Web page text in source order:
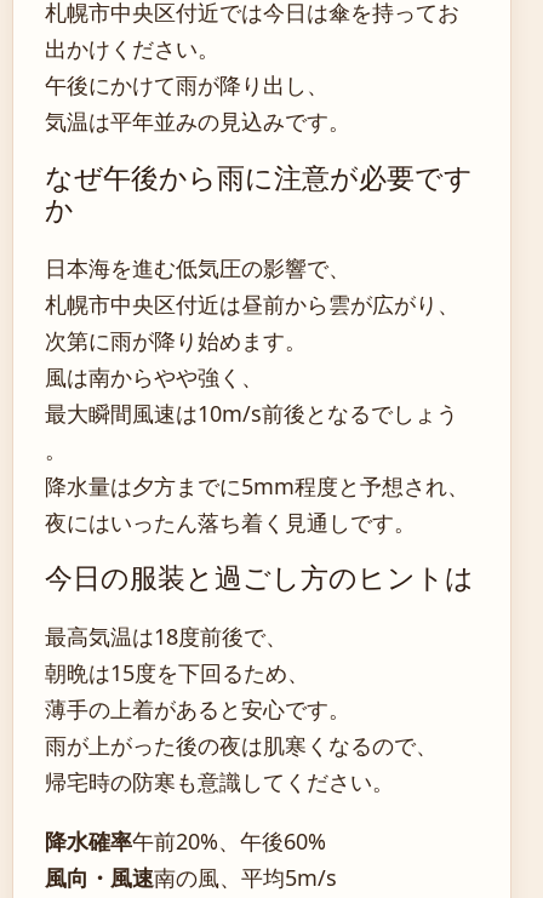
札幌市中央区付近では今日は傘を持ってお
出かけください。
午後にかけて雨が降り出し、
気温は平年並みの見込みです。
なぜ午後から雨に注意が必要です
か
日本海を進む低気圧の影響で、
札幌市中央区付近は昼前から雲が広がり、
次第に雨が降り始めます。
風は南からやや強く、
最大瞬間風速は10m/s前後となるでしょう
。
降水量は夕方までに5mm程度と予想され、
夜にはいったん落ち着く見通しです。
今日の服装と過ごし方のヒントは
最高気温は18度前後で、
朝晩は15度を下回るため、
薄手の上着があると安心です。
雨が上がった後の夜は肌寒くなるので、
帰宅時の防寒も意識してください。
降水確率午前20%、午後60%
風向・風速南の風、平均5m/s